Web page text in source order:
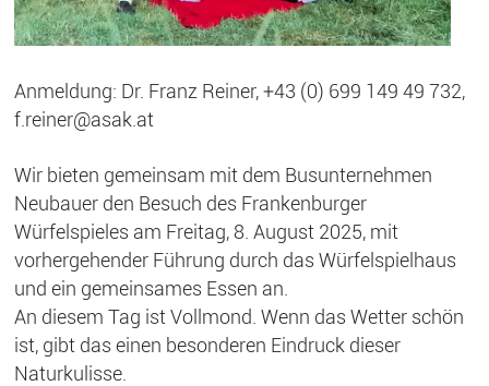
Anmeldung: Dr. Franz Reiner, +43 (0) 699 149 49 732,
f.reiner@asak.at
Wir bieten gemeinsam mit dem Busunternehmen
Neubauer den Besuch des Frankenburger
Würfelspieles am Freitag, 8. August 2025, mit
vorhergehender Führung durch das Würfelspielhaus
und ein gemeinsames Essen an.
An diesem Tag ist Vollmond. Wenn das Wetter schön
ist, gibt das einen besonderen Eindruck dieser
Naturkulisse.